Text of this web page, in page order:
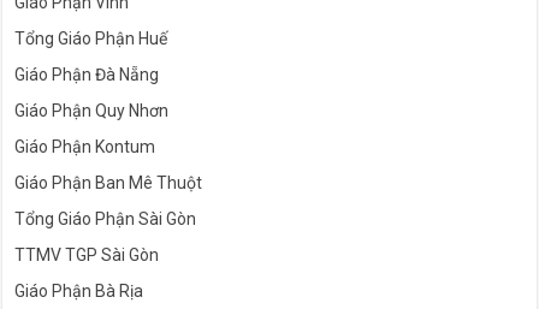
Tổng Giáo Phận Huế
Giáo Phận Đà Nẵng
Giáo Phận Quy Nhơn
Giáo Phận Kontum
Giáo Phận Ban Mê Thuột
Tổng Giáo Phận Sài Gòn
TTMV TGP Sài Gòn
Giáo Phận Bà Rịa